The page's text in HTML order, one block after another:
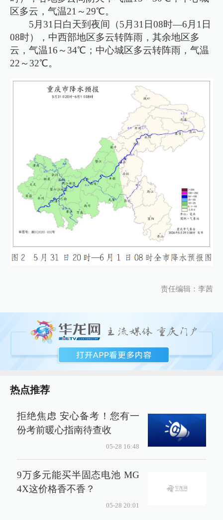
区多云，气温21～29℃。
5月31日白天到夜间（5月31日08时—6月1日
08时），中西部地区多云转阵雨，其余地区多
云，气温16～34℃；中心城区多云转阵雨，气温
22～32℃。
责任编辑：李茜
热点推荐
拒绝焦虑 安心备考！您有一
份考前暖心指南待查收
05-28 16:48
9万多元能买半固态电池 MG
4X这价格香不香？
05-28 20:01